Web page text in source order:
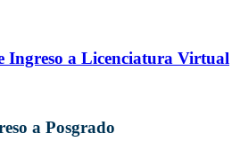
Ingreso a Licenciatura Virtual
a Posgrado